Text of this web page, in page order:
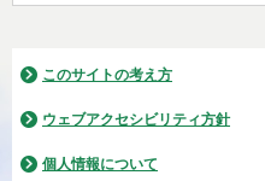
このサイトの考え方
ウェブアクセシビリティ方針
個人情報について